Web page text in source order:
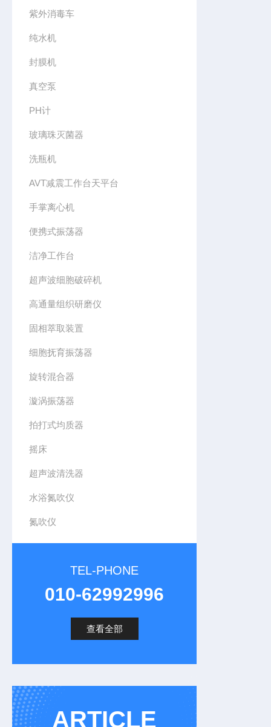
紫外消毒车
纯水机
封膜机
真空泵
PH计
玻璃珠灭菌器
洗瓶机
AVT减震工作台天平台
手掌离心机
便携式振荡器
洁净工作台
超声波细胞破碎机
高通量组织研磨仪
固相萃取装置
细胞抚育振荡器
旋转混合器
漩涡振荡器
拍打式均质器
摇床
超声波清洗器
水浴氮吹仪
氮吹仪
TEL-PHONE
010-62992996
查看全部
ARTICLE